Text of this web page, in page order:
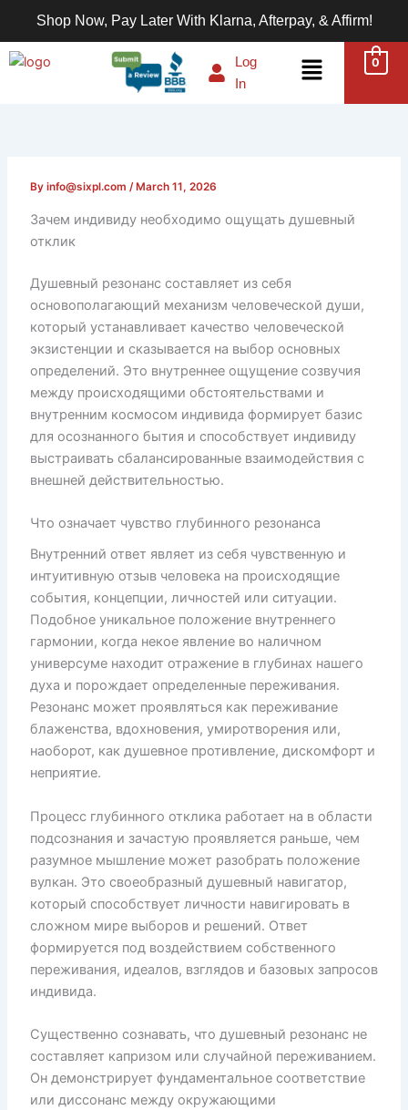
content
Shop Now, Pay Later With Klarna, Afterpay, & Affirm!
Log
In
Menu 0
By info@sixpl.com / March 11, 2026
Зачем индивиду необходимо ощущать душевный
отклик
Душевный резонанс составляет из себя
основополагающий механизм человеческой души,
который устанавливает качество человеческой
экзистенции и сказывается на выбор основных
определений. Это внутреннее ощущение созвучия
между происходящими обстоятельствами и
внутренним космосом индивида формирует базис
для осознанного бытия и способствует индивиду
выстраивать сбалансированные взаимодействия с
внешней действительностью.
Что означает чувство глубинного резонанса
Внутренний ответ являет из себя чувственную и
интуитивную отзыв человека на происходящие
события, концепции, личностей или ситуации.
Подобное уникальное положение внутреннего
гармонии, когда некое явление во наличном
универсуме находит отражение в глубинах нашего
духа и порождает определенные переживания.
Резонанс может проявляться как переживание
блаженства, вдохновения, умиротворения или,
наоборот, как душевное противление, дискомфорт и
неприятие.
Процесс глубинного отклика работает на в области
подсознания и зачастую проявляется раньше, чем
разумное мышление может разобрать положение
вулкан. Это своеобразный душевный навигатор,
который способствует личности навигировать в
сложном мире выборов и решений. Ответ
формируется под воздействием собственного
переживания, идеалов, взглядов и базовых запросов
индивида.
Существенно сознавать, что душевный резонанс не
составляет капризом или случайной переживанием.
Он демонстрирует фундаментальное соответствие
или диссонанс между окружающими